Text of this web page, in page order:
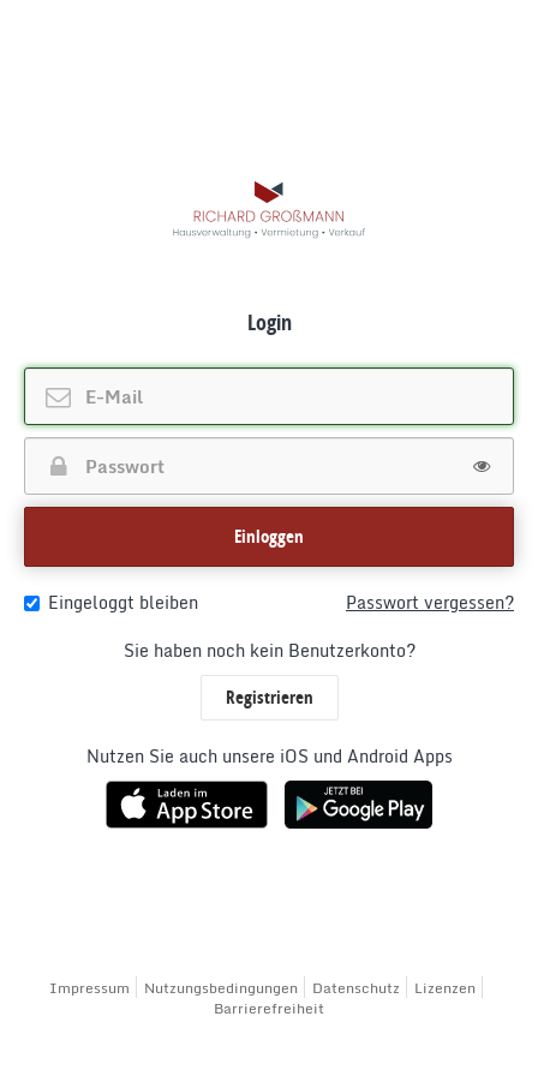
Login
Einloggen
Eingeloggt bleiben
Passwort vergessen?
Sie haben noch kein Benutzerkonto?
Registrieren
Nutzen Sie auch unsere iOS und Android Apps
Impressum Nutzungsbedingungen Datenschutz
Lizenzen
Barrierefreiheit